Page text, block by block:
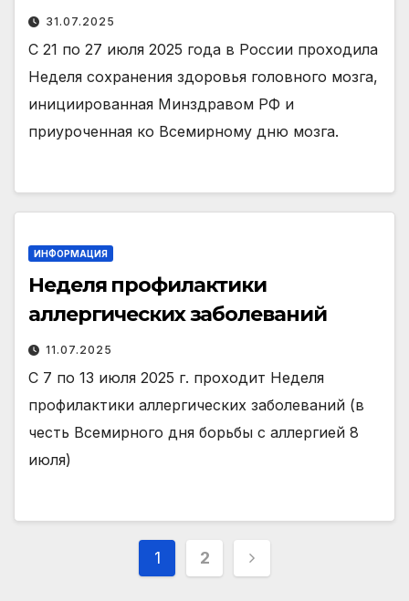
31.07.2025
С 21 по 27 июля 2025 года в России проходила
Неделя сохранения здоровья головного мозга,
инициированная Минздравом РФ и
приуроченная ко Всемирному дню мозга.
ИНФОРМАЦИЯ
Неделя профилактики
аллергических заболеваний
11.07.2025
С 7 по 13 июля 2025 г. проходит Неделя
профилактики аллергических заболеваний (в
честь Всемирного дня борьбы с аллергией 8
июля)
Пагинация
1 2